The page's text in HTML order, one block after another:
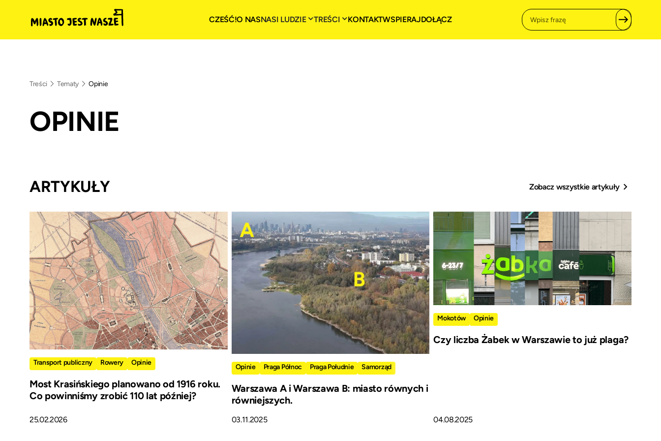
CZEŚĆ!O NASNASI LUDZIE TREŚCI KONTAKTWSPIERAJDOŁĄCZ
Treści Tematy Opinie
OPINIE
ARTYKUŁY Zobacz wszystkie artykuły
Transport publiczny Rowery Opinie
Most Krasińskiego planowano od 1916 roku.
Co powinniśmy zrobić 110 lat później?
25.02.2026
Opinie Praga Północ Praga Południe Samorząd
Warszawa A i Warszawa B: miasto równych i
równiejszych.
03.11.2025
Mokotów Opinie
Czy liczba Żabek w Warszawie to już plaga?
04.08.2025